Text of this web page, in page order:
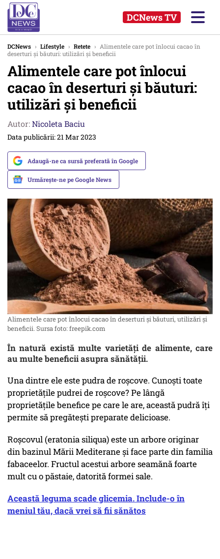
DCNews TV
DCNews › Lifestyle › Retete › Alimentele care pot înlocui cacao în
deserturi și băuturi: utilizări și beneficii
Alimentele care pot înlocui
cacao în deserturi și băuturi:
utilizări și beneficii
Autor:Nicoleta Baciu
Data publicării: 21 Mar 2023
Adaugă-ne ca sursă preferată în Google
Urmărește-ne pe Google News
Alimentele care pot înlocui cacao în deserturi și băuturi, utilizări și
beneficii. Sursa foto: freepik.com
În natură există multe varietăți de alimente, care
au multe beneficii asupra sănătății.
Una dintre ele este pudra de roșcove. Cunoști toate
proprietățile pudrei de roșcove? Pe lângă
proprietățile benefice pe care le are, această pudră îți
permite să pregătești preparate delicioase.
Roșcovul (eratonia siliqua) este un arbore originar
din bazinul Mării Mediterane și face parte din familia
fabaceelor. Fructul acestui arbore seamănă foarte
mult cu o păstaie, datorită formei sale.
Această leguma scade glicemia. Include-o în
meniul tău, dacă vrei să fii sănătos